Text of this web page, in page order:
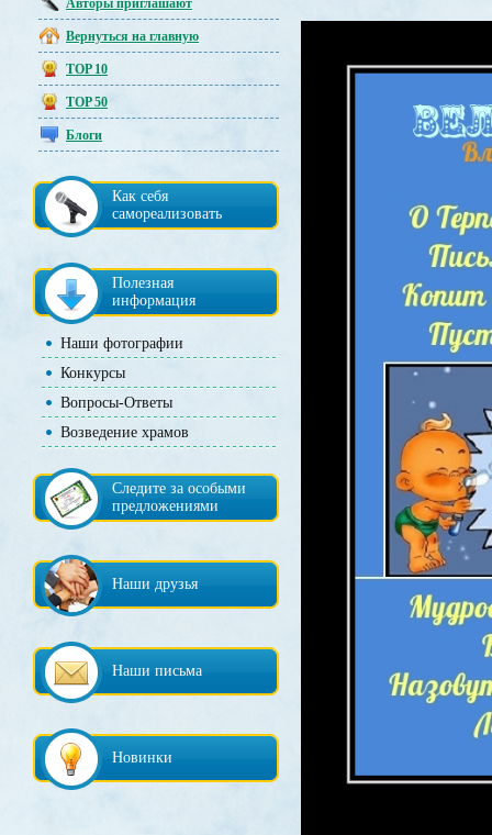
Авторы приглашают
Вернуться на главную
TOP 10
TOP 50
Блоги
Как себя
самореализовать
Полезная
информация
Наши фотографии
Конкурсы
Вопросы-Ответы
Возведение храмов
Следите за особыми
предложениями
Наши друзья
Наши письма
Новинки